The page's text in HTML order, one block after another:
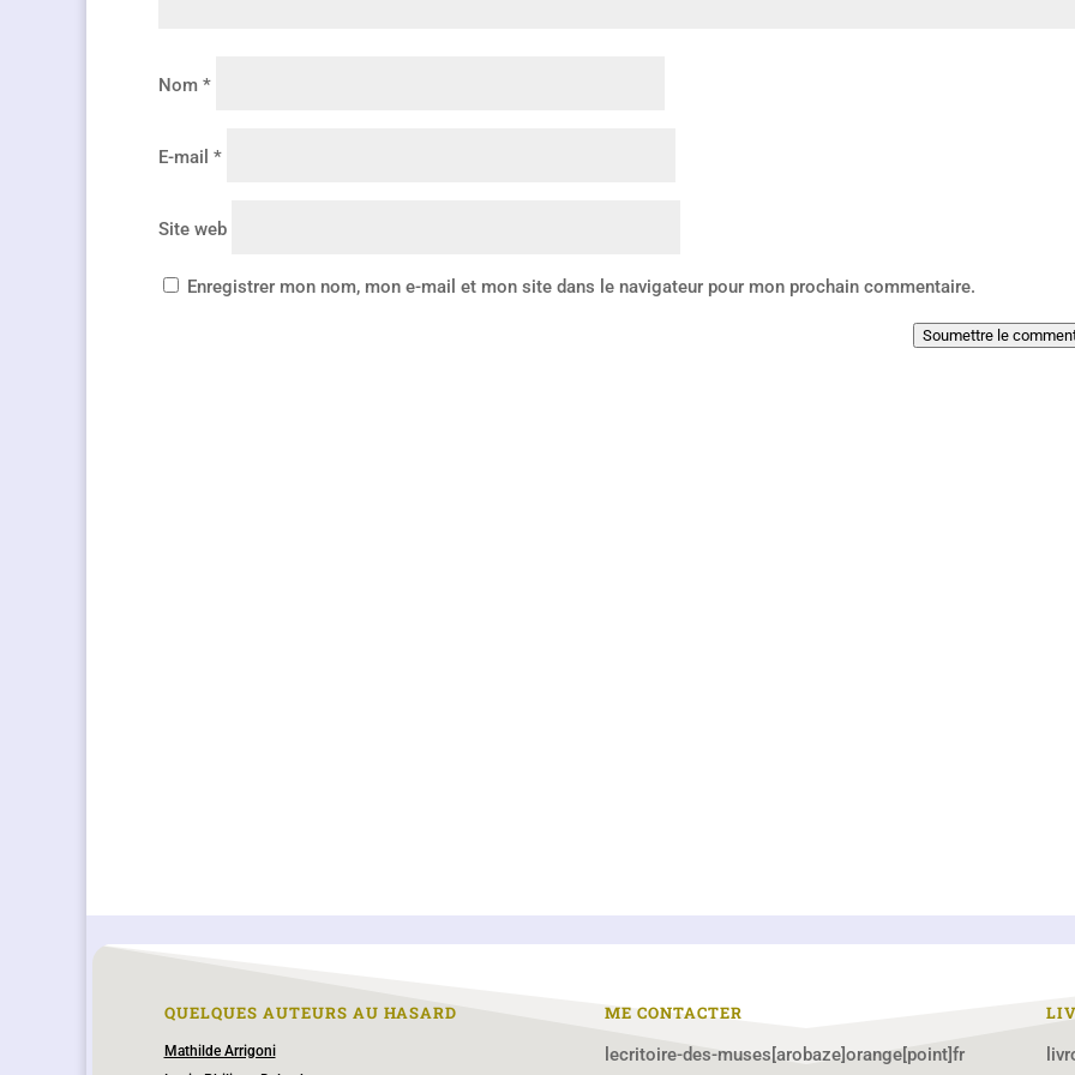
Nom *
E-mail *
Site web
Enregistrer mon nom, mon e-mail et mon site dans le navigateur pour mon prochain commentaire.
Soumettre le
QUELQUES AUTEURS AU HASARD
Mathilde Arrigoni
ME CONTACTER
lecritoire-des-muses[arobaze]orange[point]fr